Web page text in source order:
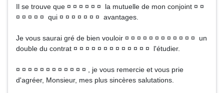
Il se trouve que ¤ ¤ ¤ ¤ ¤ ¤ la mutuelle de mon conjoint ¤ ¤
¤ ¤ ¤ ¤ ¤ qui ¤ ¤ ¤ ¤ ¤ ¤ ¤ avantages.
Je vous saurai gré de bien vouloir ¤ ¤ ¤ ¤ ¤ ¤ ¤ ¤ ¤ ¤ ¤ ¤ un
double du contrat ¤ ¤ ¤ ¤ ¤ ¤ ¤ ¤ ¤ ¤ ¤ ¤ ¤ l'étudier.
¤ ¤ ¤ ¤ ¤ ¤ ¤ ¤ ¤ ¤ ¤ ¤ , je vous remercie et vous prie
d'agréer, Monsieur, mes plus sincères salutations.